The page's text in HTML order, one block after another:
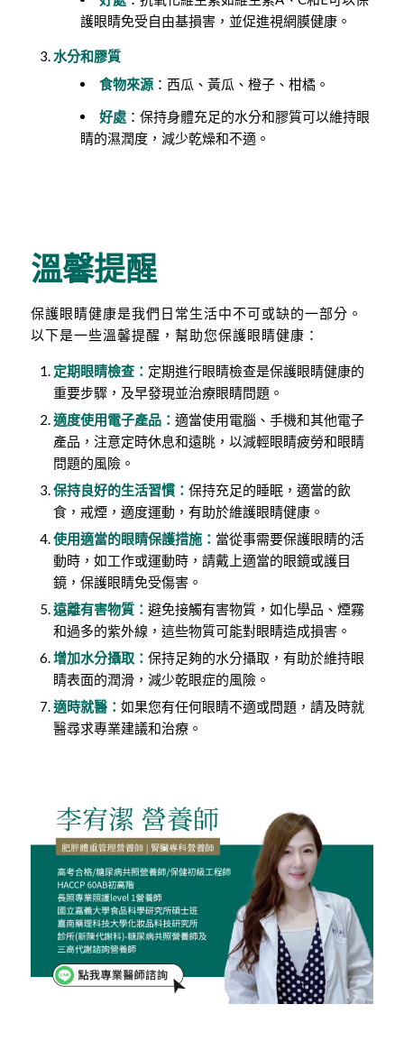
護眼睛免受自由基損害，並促進視網膜健康。
水分和膠質
食物來源：西瓜、黃瓜、橙子、柑橘。
好處：保持身體充足的水分和膠質可以維持眼
睛的濕潤度，減少乾燥和不適。
溫馨提醒
保護眼睛健康是我們日常生活中不可或缺的一部分。
以下是一些溫馨提醒，幫助您保護眼睛健康：
定期眼睛檢查： 定期進行眼睛檢查是保護眼睛健康的
重要步驟，及早發現並治療眼睛問題。
適度使用電子產品： 適當使用電腦、手機和其他電子
產品，注意定時休息和遠眺，以減輕眼睛疲勞和眼睛
問題的風險。
保持良好的生活習慣： 保持充足的睡眠，適當的飲
食，戒煙，適度運動，有助於維護眼睛健康。
使用適當的眼睛保護措施： 當從事需要保護眼睛的活
動時，如工作或運動時，請戴上適當的眼鏡或護目
鏡，保護眼睛免受傷害。
遠離有害物質： 避免接觸有害物質，如化學品、煙霧
和過多的紫外線，這些物質可能對眼睛造成損害。
增加水分攝取： 保持足夠的水分攝取，有助於維持眼
睛表面的潤滑，減少乾眼症的風險。
適時就醫： 如果您有任何眼睛不適或問題，請及時就
醫尋求專業建議和治療。